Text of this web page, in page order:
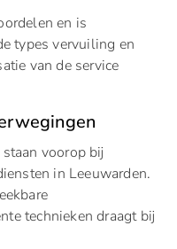
en is
types vervuiling en
van de service
voorop bij
in Leeuwarden.
technieken draagt bij